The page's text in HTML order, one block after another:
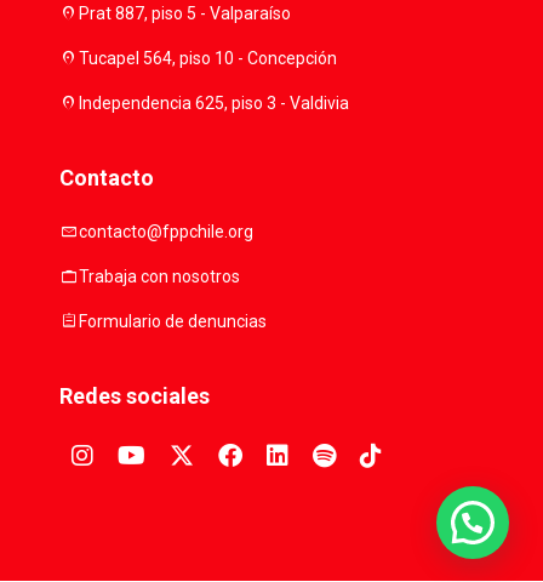
location_onPrat 887, piso 5 - Valparaíso
location_onTucapel 564, piso 10 - Concepción
location_onIndependencia 625, piso 3 - Valdivia
Contacto
mailcontacto@fppchile.org
workTrabaja con nosotros
assignmentFormulario de denuncias
Redes sociales